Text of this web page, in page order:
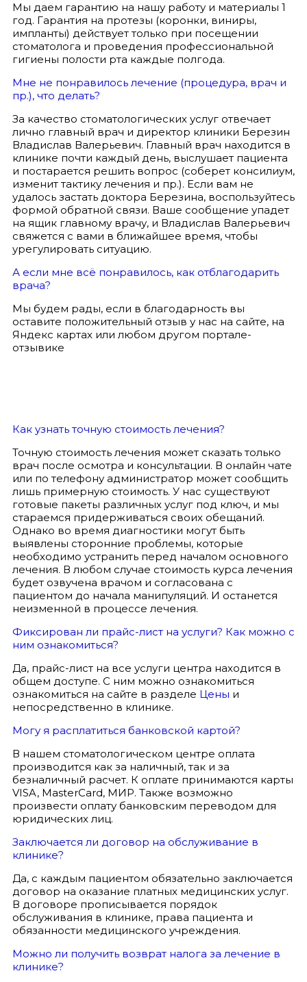
Мы даем гарантию на нашу работу и материалы 1
год. Гарантия на протезы (коронки, виниры,
импланты) действует только при посещении
стоматолога и проведения профессиональной
гигиены полости рта каждые полгода.
Мне не понравилось лечение (процедура, врач и
пр.), что делать?
За качество стоматологических услуг отвечает
лично главный врач и директор клиники Березин
Владислав Валерьевич. Главный врач находится в
клинике почти каждый день, выслушает пациента
и постарается решить вопрос (соберет консилиум,
изменит тактику лечения и пр.). Если вам не
удалось застать доктора Березина, воспользуйтесь
формой обратной связи. Ваше сообщение упадет
на ящик главному врачу, и Владислав Валерьевич
свяжется с вами в ближайшее время, чтобы
урегулировать ситуацию.
А если мне всё понравилось, как отблагодарить
врача?
Мы будем рады, если в благодарность вы
оставите положительный отзыв у нас на сайте, на
Яндекс картах или любом другом портале-
отзывике
Как узнать точную стоимость лечения?
Точную стоимость лечения может сказать только
врач после осмотра и консультации. В онлайн чате
или по телефону администратор может сообщить
лишь примерную стоимость. У нас существуют
готовые пакеты различных услуг под ключ, и мы
стараемся придерживаться своих обещаний.
Однако во время диагностики могут быть
выявлены сторонние проблемы, которые
необходимо устранить перед началом основного
лечения. В любом случае стоимость курса лечения
будет озвучена врачом и согласована с
пациентом до начала манипуляций. И останется
неизменной в процессе лечения.
Фиксирован ли прайс-лист на услуги? Как можно с
ним ознакомиться?
Да, прайс-лист на все услуги центра находится в
общем доступе. С ним можно ознакомиться
ознакомиться на сайте в разделе Цены и
непосредственно в клинике.
Могу я расплатиться банковской картой?
В нашем стоматологическом центре оплата
производится как за наличный, так и за
безналичный расчет. К оплате принимаются карты
VISA, MasterCard, МИР. Также возможно
произвести оплату банковским переводом для
юридических лиц.
Заключается ли договор на обслуживание в
клинике?
Да, с каждым пациентом обязательно заключается
договор на оказание платных медицинских услуг.
В договоре прописывается порядок
обслуживания в клинике, права пациента и
обязанности медицинского учреждения.
Можно ли получить возврат налога за лечение в
клинике?